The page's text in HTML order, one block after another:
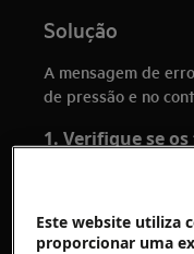
Solução
A mensagem de
de pressão e no
1. Verifique se
Filtros
lavagem da
Este website utiliza
proporcionar uma